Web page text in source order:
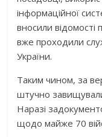
інформаційної
вносили відомості
вже проходили
України.
Таким чином, за
штучно
Наразі
щодо майже 70